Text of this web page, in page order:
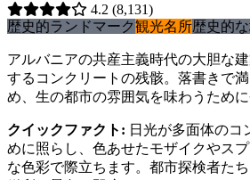
4.2 (8,131)
歴史的ランドマーク観光名所歴史的
アルバニアの共産主義時代の大胆な
するコンクリートの残骸。落書きで
め、生の都市の雰囲気を味わうために
クイックファクト : 日光が多面体のコ
めに照らし、色あせたモザイクやス
な色彩で際立ちます。都市探検者た